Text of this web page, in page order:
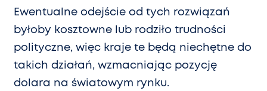
Ewentualne odejście od tych rozwiązań
byłoby kosztowne lub rodziło trudności
polityczne, więc kraje te będą niechętne do
takich działań, wzmacniając pozycję
dolara na światowym rynku.